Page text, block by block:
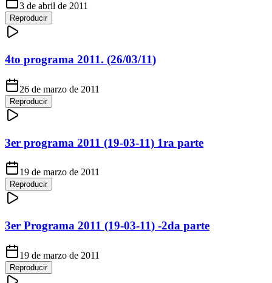
3 de abril de 2011
Reproducir
4to programa 2011. (26/03/11)
26 de marzo de 2011
Reproducir
3er programa 2011 (19-03-11) 1ra parte
19 de marzo de 2011
Reproducir
3er Programa 2011 (19-03-11) -2da parte
19 de marzo de 2011
Reproducir